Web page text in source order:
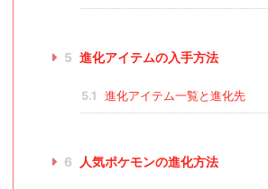
5 進化アイテムの入手方法
5.1 進化アイテム一覧と進化先
6 人気ポケモンの進化方法